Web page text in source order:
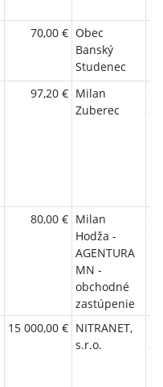
70,00 € Obec
Banský
Studenec
97,20 € Milan
Zuberec
80,00 € Milan
Hodža -
AGENTURA
MN -
obchodné
zastúpenie
15 000,00 € NITRANET,
s.r.o.